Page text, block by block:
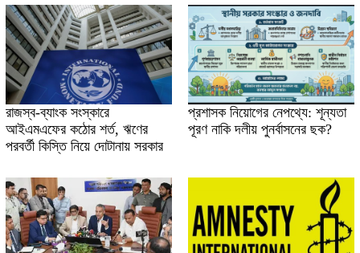
রাজস্ব-ব্যাংক সংস্কারে
আইএমএফের কঠোর শর্ত, ঋণের
পরবর্তী কিস্তি নিয়ে দোটানায় সরকার
প্রশাসক নিয়োগের নেপথ্যে: শূন্যতা
পূরণ নাকি দলীয় পুনর্বাসনের ছক?